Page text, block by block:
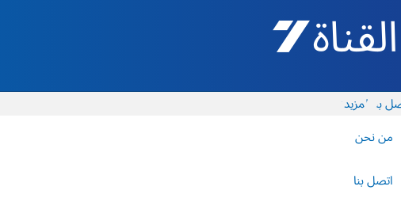
القناة 7 - أروتس شيفع
بنا
من نحن
اتصل بنا
المزيد